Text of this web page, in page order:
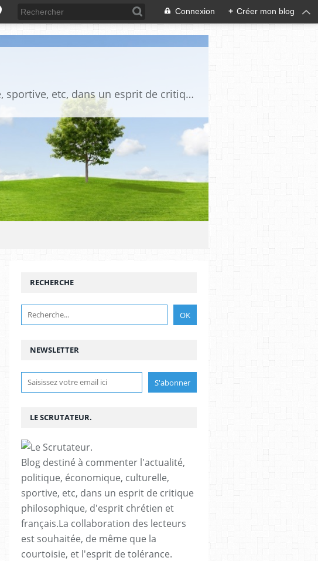
Connexion + Créer mon blog
Blog destiné à commenter l'actualité, politique, économique, culturelle, sportive, etc, dans un esprit de critique philosophique, d'esprit chrétien et français.La collaboration des lecteurs est souhaitée, de même que la courtoisie, et l'esprit de tolérance.
NEWSLETTER
RECHERCHE
LE SCRUTATEUR.
Blog destiné à commenter l'actualité,
politique, économique, culturelle,
sportive, etc, dans un esprit de critique
philosophique, d'esprit chrétien et
français.La collaboration des lecteurs
est souhaitée, de même que la
courtoisie, et l'esprit de tolérance.